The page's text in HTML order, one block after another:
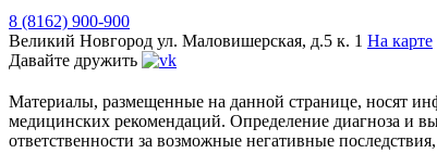
8 (8162) 900-900
Великий Новгород ул. Маловишерская, д.5 к. 1 На карте
Давайте дружить
Материалы, размещенные на данной странице, носят
медицинских рекомендаций. Определение диагноза и
ответственности за возможные негативные